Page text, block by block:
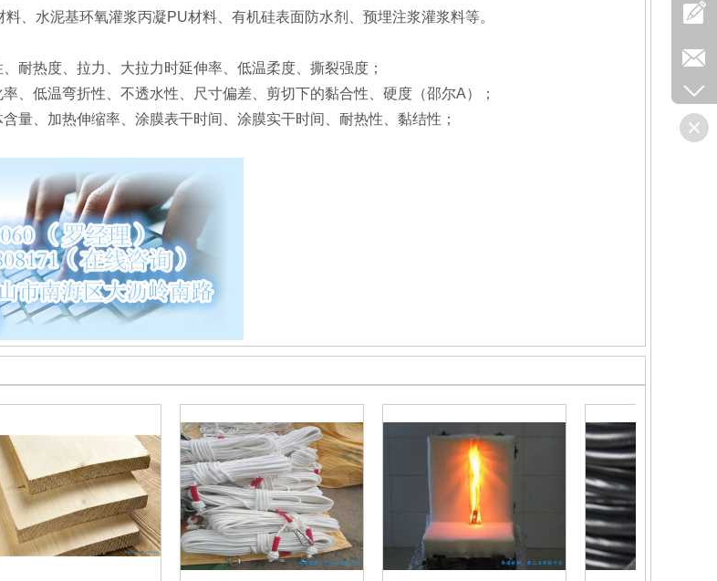
、水泥基环氧灌浆丙凝PU材料、有机硅表面防水剂、预埋注浆灌浆料等。
耐热度、拉力、大拉力时延伸率、低温柔度、撕裂强度；
低温弯折性、不透水性、尺寸偏差、剪切下的黏合性、硬度（邵尔A）；
、加热伸缩率、涂膜表干时间、涂膜实干时间、耐热性、黏结性；